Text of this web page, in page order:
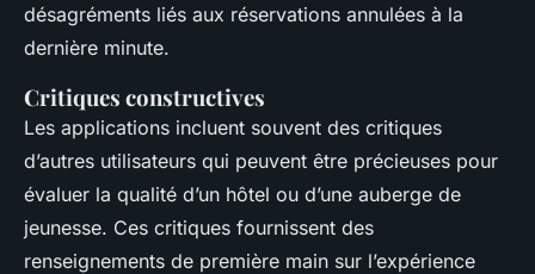
désagréments liés aux réservations annulées à la
dernière minute.
Critiques constructives
Les applications incluent souvent des critiques
d’autres utilisateurs qui peuvent être précieuses pour
évaluer la qualité d’un hôtel ou d’une auberge de
jeunesse. Ces critiques fournissent des
renseignements de première main sur l’expérience